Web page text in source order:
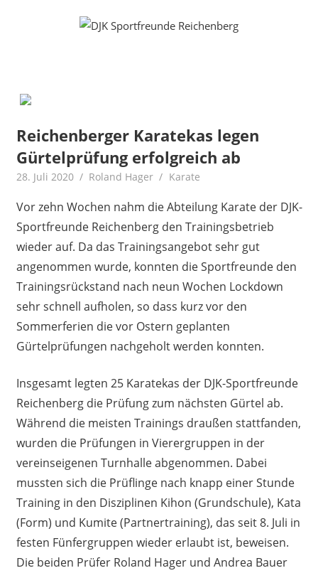
DJK
Radfahren
Rollkunstlauf
Reichenberger Karatekas legen
Gürtelprüfung erfolgreich ab
28. Juli 2020 Roland Hager Karate
Vor zehn Wochen nahm die Abteilung Karate der DJK-
Sportfreunde Reichenberg den Trainingsbetrieb
wieder auf. Da das Trainingsangebot sehr gut
angenommen wurde, konnten die Sportfreunde den
Trainingsrückstand nach neun Wochen Lockdown
sehr schnell aufholen, so dass kurz vor den
Sommerferien die vor Ostern geplanten
Gürtelprüfungen nachgeholt werden konnten.
Insgesamt legten 25 Karatekas der DJK-Sportfreunde
Reichenberg die Prüfung zum nächsten Gürtel ab.
Während die meisten Trainings draußen stattfanden,
wurden die Prüfungen in Vierergruppen in der
vereinseigenen Turnhalle abgenommen. Dabei
mussten sich die Prüflinge nach knapp einer Stunde
Training in den Disziplinen Kihon (Grundschule), Kata
(Form) und Kumite (Partnertraining), das seit 8. Juli in
festen Fünfergruppen wieder erlaubt ist, beweisen.
Die beiden Prüfer Roland Hager und Andrea Bauer